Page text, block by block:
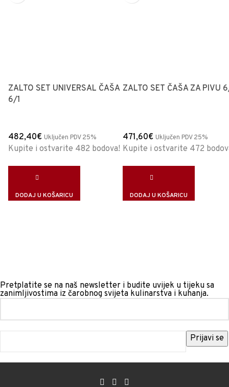
ZALTO SET UNIVERSAL ČAŠA
6/1
482,40€ Uključen PDV 25%
Kupite i ostvarite 482 bodova!
DODAJ U KOŠARICU
ZALTO SET ČAŠA ZA PIVU
471,60€ Uključen PDV 25%
Kupite i ostvarite 472
DODAJ U KOŠARICU
Pretplatite se na naš newsletter i budite uvijek u tijeku sa
zanimljivostima iz čarobnog svijeta kulinarstva i kuhanja.